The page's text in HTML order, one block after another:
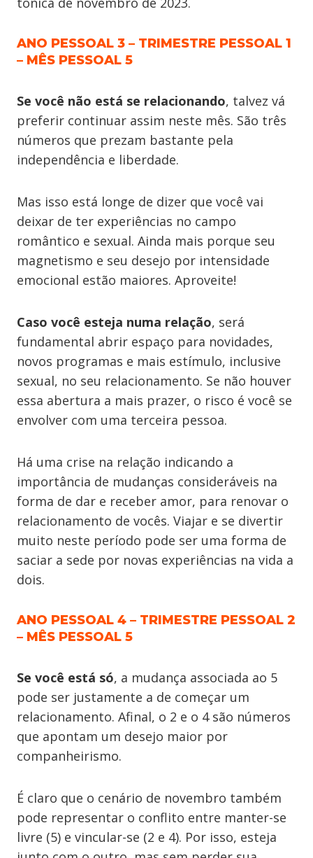
ANO PESSOAL 3 – TRIMESTRE PESSOAL 1
– MÊS PESSOAL 5
Se você não está se relacionando, talvez vá
preferir continuar assim neste mês. São três
números que prezam bastante pela
independência e liberdade.
Mas isso está longe de dizer que você vai
deixar de ter experiências no campo
romântico e sexual. Ainda mais porque seu
magnetismo e seu desejo por intensidade
emocional estão maiores. Aproveite!
Caso você esteja numa relação, será
fundamental abrir espaço para novidades,
novos programas e mais estímulo, inclusive
sexual, no seu relacionamento. Se não houver
essa abertura a mais prazer, o risco é você se
envolver com uma terceira pessoa.
Há uma crise na relação indicando a
importância de mudanças consideráveis na
forma de dar e receber amor, para renovar o
relacionamento de vocês. Viajar e se divertir
muito neste período pode ser uma forma de
saciar a sede por novas experiências na vida a
dois.
ANO PESSOAL 4 – TRIMESTRE PESSOAL 2
– MÊS PESSOAL 5
Se você está só, a mudança associada ao 5
pode ser justamente a de começar um
relacionamento. Afinal, o 2 e o 4 são números
que apontam um desejo maior por
companheirismo.
É claro que o cenário de novembro também
pode representar o conflito entre manter-se
livre (5) e vincular-se (2 e 4). Por isso, esteja